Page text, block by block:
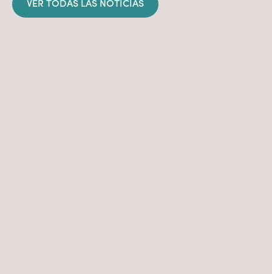
VER TODAS LAS NOTICIAS